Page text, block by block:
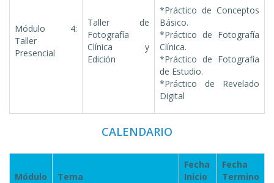
Módulo 4:
Taller
Presencial
Taller de
Fotografía
Clínica y
Edición
*Práctico de Conceptos
Básico.
*Práctico de Fotografía
Clínica.
*Práctico de Fotografía
de Estudio.
*Práctico de Revelado
Digital
CALENDARIO
Módulo Tema
Fecha
Inicio
Fecha
Termino